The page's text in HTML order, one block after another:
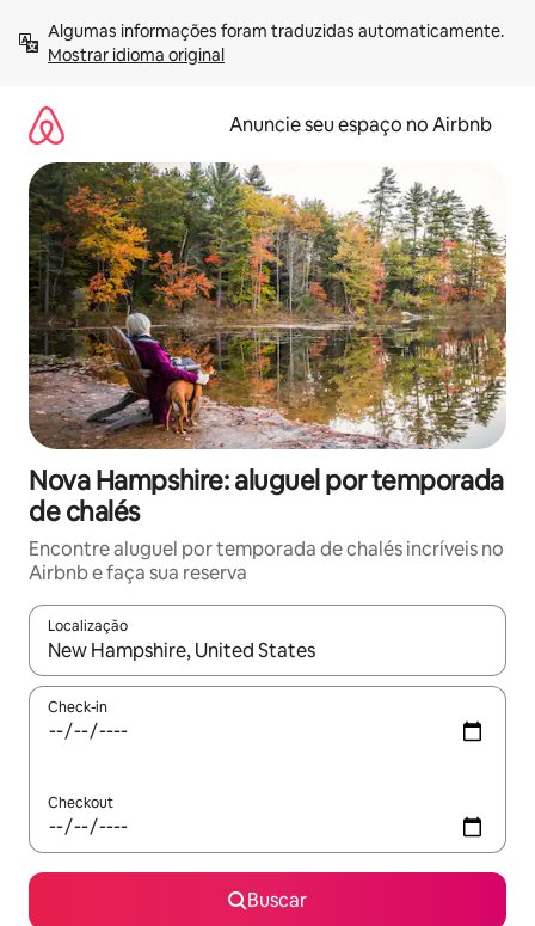
para
Mostrar idioma original
Anuncie seu espaço no Airbnb
Nova Hampshire: aluguel por temporada
de chalés
Encontre aluguel por temporada de chalés incríveis no
Airbnb e faça sua reserva
Localização
Quando os resultados estiverem disponíveis, explore-os
Check-in
Checkout
Buscar